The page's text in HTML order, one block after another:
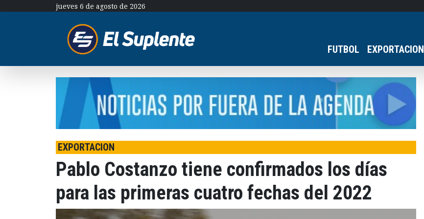
jueves 6 de agosto de 2026
FUTBOL EXPORTACION
EXPORTACION
Pablo Costanzo tiene confirmados los días
para las primeras cuatro fechas del 2022